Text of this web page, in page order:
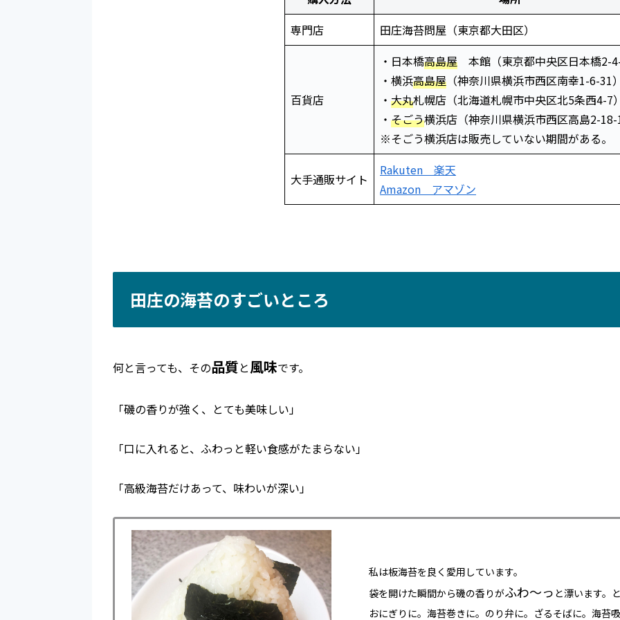
専門店
田庄海苔問屋（東京都大田区）
百貨店
・日本橋高島屋 本館（東京都中央区日本橋2-4-
・横浜高島屋 （神奈川県横浜市西区南幸1-6-31）
・ 大丸札幌店（北海道札幌市中央区北5条西4-7）
・ そごう横浜店（神奈川県横浜市西区高島2-18-
※そごう横浜店は販売していない期間がある。
大手通販サイト
Rakuten 楽天
Amazon アマゾン
田庄の海苔のすごいところ
何と言っても、その品質と風味です。
「磯の香りが強く、とても美味しい」
「口に入れると、ふわっと軽い食感がたまらない」
「高級海苔だけあって、味わいが深い」
私は板海苔を良く愛用しています。
袋を開けた瞬間から磯の香りがふわ～っ と漂います。
おにぎりに。海苔巻きに。のり弁に。ざるそばに。海苔吸